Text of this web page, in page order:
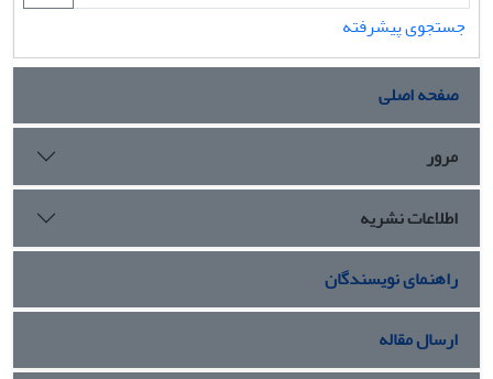
جستجوی پیشرفته
صفحه اصلی
مرور
اطلاعات نشریه
راهنمای نویسندگان
ارسال مقاله